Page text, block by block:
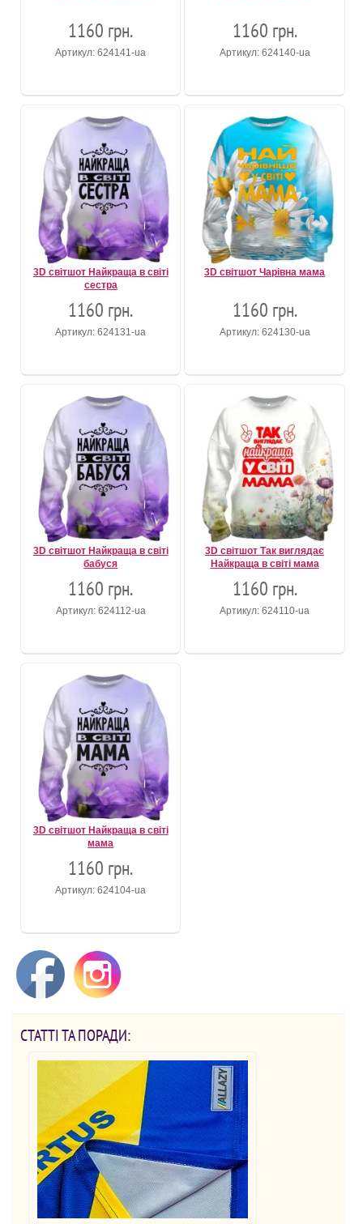
1160 грн.
Артикул: 624141-ua
1160 грн.
Артикул: 624140-ua
3D світшот Найкраща в світі
сестра
1160 грн.
Артикул: 624131-ua
3D світшот Чарівна мама
1160 грн.
Артикул: 624130-ua
3D світшот Найкраща в світі
бабуся
1160 грн.
Артикул: 624112-ua
3D світшот Так виглядає
Найкраща в світі мама
1160 грн.
Артикул: 624110-ua
3D світшот Найкраща в світі
мама
1160 грн.
Артикул: 624104-ua
СТАТТІ ТА ПОРАДИ: